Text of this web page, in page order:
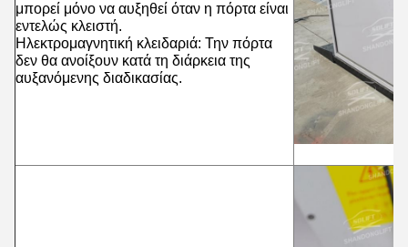
μπορεί μόνο να αυξηθεί όταν η πόρτα είναι
εντελώς κλειστή.
Ηλεκτρομαγνητική κλειδαριά: Την πόρτα
δεν θα ανοίξουν κατά τη διάρκεια της
αυξανόμενης διαδικασίας.